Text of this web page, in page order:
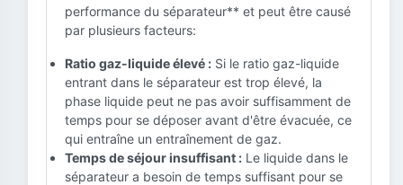
performance du séparateur** et peut être causé
par plusieurs facteurs:
Ratio gaz-liquide élevé : Si le ratio gaz-liquide
entrant dans le séparateur est trop élevé, la
phase liquide peut ne pas avoir suffisamment de
temps pour se déposer avant d'être évacuée, ce
qui entraîne un entraînement de gaz.
Temps de séjour insuffisant : Le liquide dans le
séparateur a besoin de temps suffisant pour se